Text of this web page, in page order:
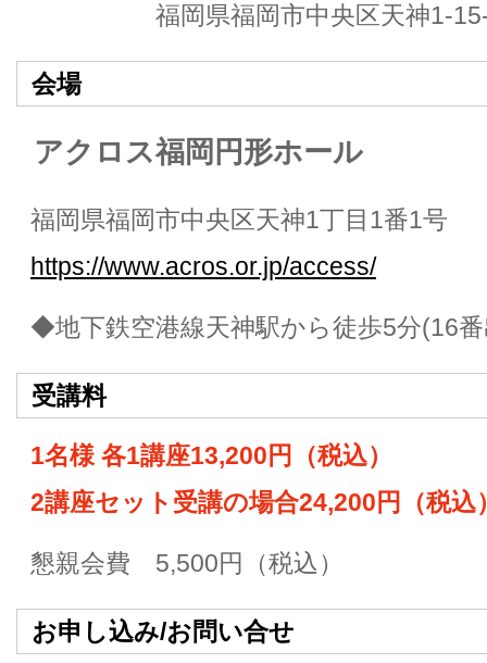
福岡県福岡市中央区天神1-
会場
アクロス福岡円形ホール
福岡県福岡市中央区天神1丁目1番1号
https://www.acros.or.jp/access/
◆地下鉄空港線天神駅から徒歩5分(16
受講料
1名様 各1講座13,200円（税込）
2講座セット受講の場合24,200円（税込
懇親会費 5,500円（税込）
お申し込み/お問い合せ